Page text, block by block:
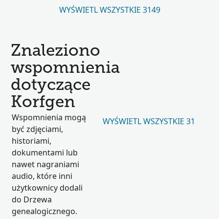
WYŚWIETL WSZYSTKIE 3149
Znaleziono
wspomnienia
dotyczące
Korfgen
Wspomnienia mogą
być zdjęciami,
historiami,
dokumentami lub
nawet nagraniami
audio, które inni
użytkownicy dodali
do Drzewa
genealogicznego.
WYŚWIETL WSZYSTKIE 31